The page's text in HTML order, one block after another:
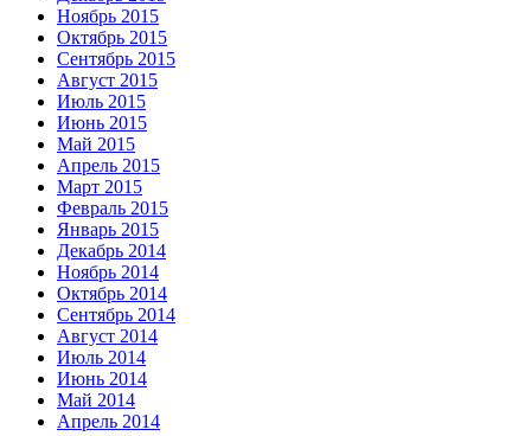
Ноябрь 2015
Октябрь 2015
Сентябрь 2015
Август 2015
Июль 2015
Июнь 2015
Май 2015
Апрель 2015
Март 2015
Февраль 2015
Январь 2015
Декабрь 2014
Ноябрь 2014
Октябрь 2014
Сентябрь 2014
Август 2014
Июль 2014
Июнь 2014
Май 2014
Апрель 2014